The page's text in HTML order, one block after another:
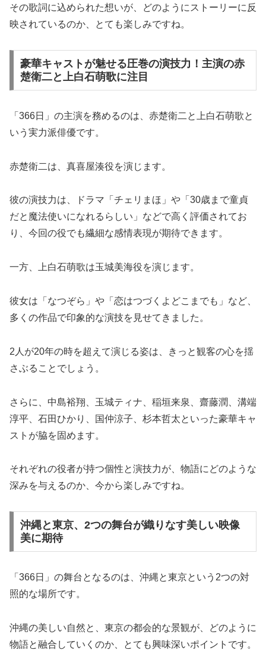
その歌詞に込められた想いが、どのようにストーリーに反
映されているのか、とても楽しみですね。
豪華キャストが魅せる圧巻の演技力！主演の赤
楚衛二と上白石萌歌に注目
「366日」の主演を務めるのは、赤楚衛二と上白石萌歌と
いう実力派俳優です。
赤楚衛二は、真喜屋湊役を演じます。
彼の演技力は、ドラマ「チェリまほ」や「30歳まで童貞
だと魔法使いになれるらしい」などで高く評価されてお
り、今回の役でも繊細な感情表現が期待できます。
一方、上白石萌歌は玉城美海役を演じます。
彼女は「なつぞら」や「恋はつづくよどこまでも」など、
多くの作品で印象的な演技を見せてきました。
2人が20年の時を超えて演じる姿は、きっと観客の心を揺
さぶることでしょう。
さらに、中島裕翔、玉城ティナ、稲垣来泉、齋藤潤、溝端
淳平、石田ひかり、国仲涼子、杉本哲太といった豪華キャ
ストが脇を固めます。
それぞれの役者が持つ個性と演技力が、物語にどのような
深みを与えるのか、今から楽しみですね。
沖縄と東京、2つの舞台が織りなす美しい映像
美に期待
「366日」の舞台となるのは、沖縄と東京という2つの対
照的な場所です。
沖縄の美しい自然と、東京の都会的な景観が、どのように
物語と融合していくのか、とても興味深いポイントです。